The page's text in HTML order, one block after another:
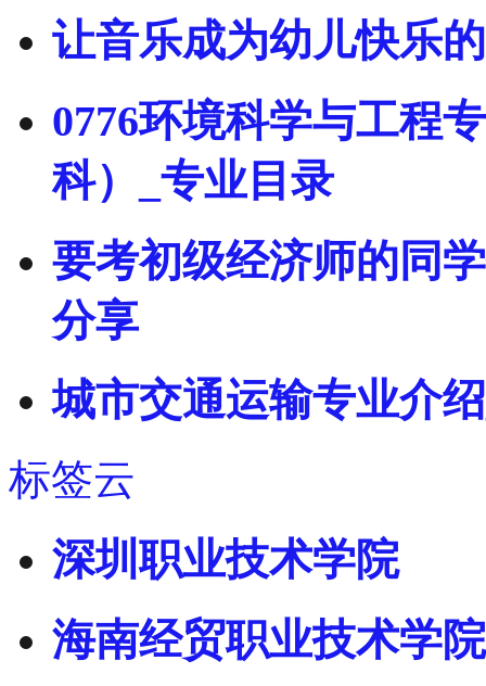
让音乐成为幼儿快乐
0776环境科学与工程
科）_专业目录
要考初级经济师的同
分享
城市交通运输专业介
标签云
深圳职业技术学院
海南经贸职业技术学院